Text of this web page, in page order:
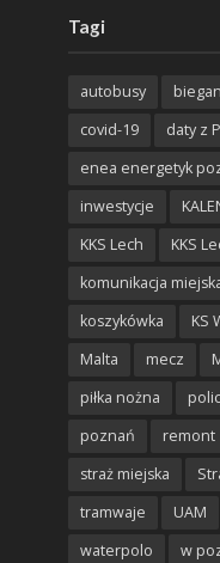
Tagi
autobusy
covid-19
daty z
enea energetyk
inwestycje
KKS Lech
KKS
komunikacja
koszykówka
KS
Malta
mecz
piłka nożna
poznań
remont
straż miejska
tramwaje
UAM
waterpolo
w